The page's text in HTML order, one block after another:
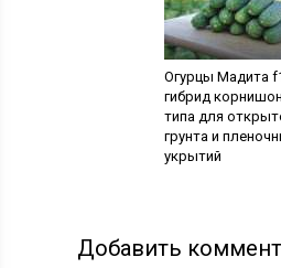
Огурцы Мадита
гибрид
типа для
грунта и
укрытий
Добавить